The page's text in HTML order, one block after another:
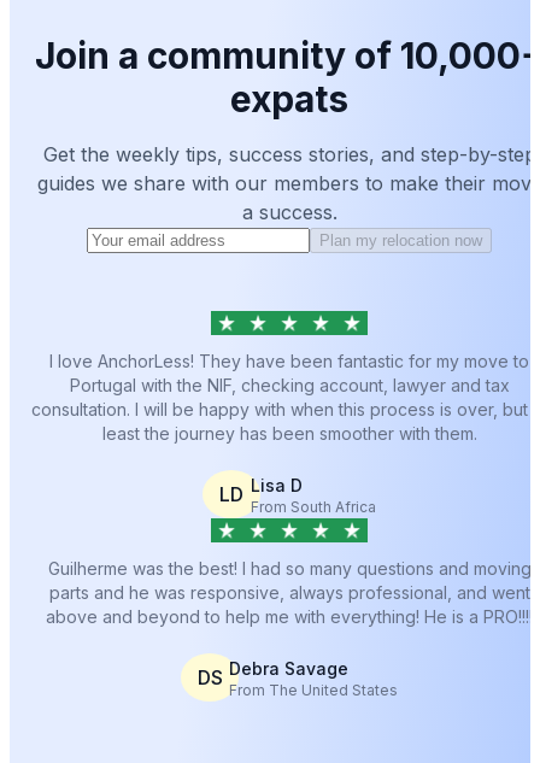
Join a community of
expats
Get the weekly tips, success stories, and step-by-step
guides we share with our members to make their
a success.
Plan my relocation now
I love AnchorLess! They have been fantastic for my move to
Portugal with the NIF, checking account, lawyer and tax
consultation. I will be happy with when this process is over, but
least the journey has been smoother with them.
LD Lisa D
From South Africa
Guilherme was the best! I had so many questions and moving
parts and he was responsive, always professional, and went
above and beyond to help me with everything! He is a PRO!!!!
DS Debra Savage
From The United States